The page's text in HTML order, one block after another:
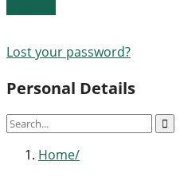
Lost your password?
Personal Details
Home